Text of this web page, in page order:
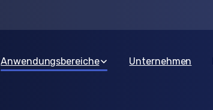
Anwendungsbereiche Unternehmen